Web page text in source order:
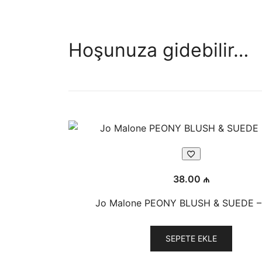
Hoşunuza gidebilir…
38.00 ₼
Jo Malone PEONY BLUSH & SUEDE
SEPETE EKLE